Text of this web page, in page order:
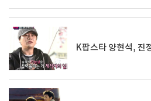
K팝스타 양현석, 진